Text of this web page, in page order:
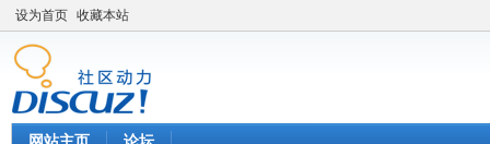
设为首页 收藏本站